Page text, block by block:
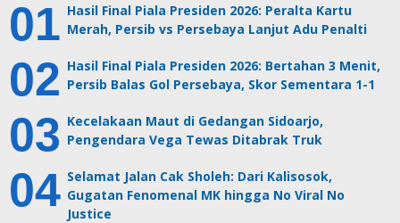
Hasil Final Piala Presiden 2026: Peralta Kartu
Merah, Persib vs Persebaya Lanjut Adu Penalti
Hasil Final Piala Presiden 2026: Bertahan 3 Menit,
Persib Balas Gol Persebaya, Skor Sementara 1-1
Kecelakaan Maut di Gedangan Sidoarjo,
Pengendara Vega Tewas Ditabrak Truk
Selamat Jalan Cak Sholeh: Dari Kalisosok,
Gugatan Fenomenal MK hingga No Viral No
Justice